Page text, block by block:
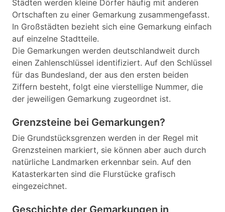
Städten werden kleine Dörfer häufig mit anderen
Ortschaften zu einer Gemarkung zusammengefasst.
In Großstädten bezieht sich eine Gemarkung einfach
auf einzelne Stadtteile.
Die Gemarkungen werden deutschlandweit durch
einen Zahlenschlüssel identifiziert. Auf den Schlüssel
für das Bundesland, der aus den ersten beiden
Ziffern besteht, folgt eine vierstellige Nummer, die
der jeweiligen Gemarkung zugeordnet ist.
Grenzsteine bei Gemarkungen?
Die Grundstücksgrenzen werden in der Regel mit
Grenzsteinen markiert, sie können aber auch durch
natürliche Landmarken erkennbar sein. Auf den
Katasterkarten sind die Flurstücke grafisch
eingezeichnet.
Geschichte der Gemarkungen in